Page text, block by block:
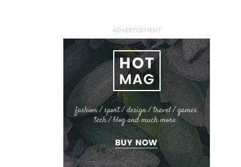
ADVERTISEMENT